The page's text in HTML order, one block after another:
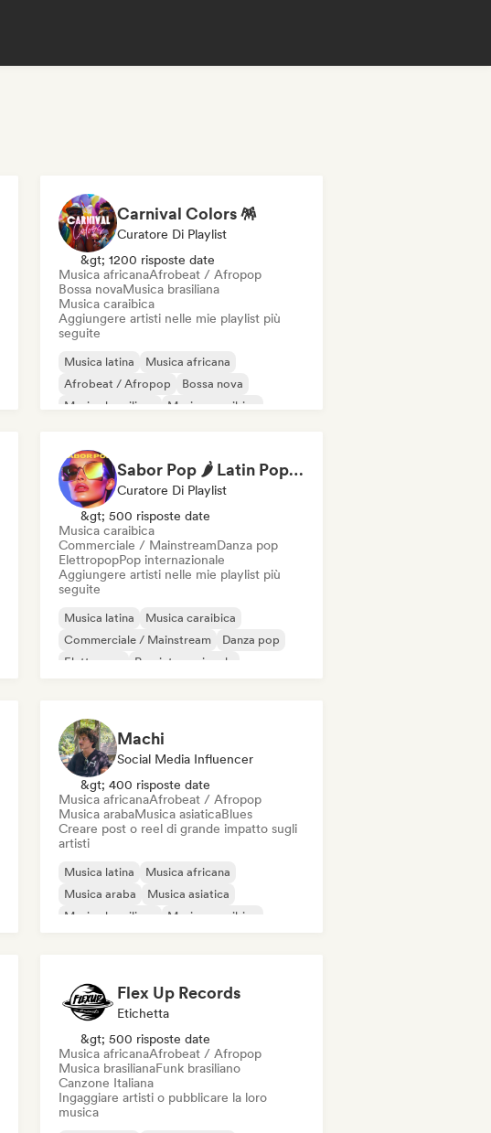
Carnival Colors 🪅
Curatore Di Playlist
&gt; 1200 risposte date
Musica africanaAfrobeat / Afropop
Bossa novaMusica brasiliana
Musica caraibica
Aggiungere artisti nelle mie playlist più
seguite
Musica latina
Musica africana
Afrobeat / Afropop
Bossa nova
Musica brasiliana
Musica caraibica
Sabor Pop 🌶️ Latin Pop, Reggaeton & Latin Club Hits
Curatore Di Playlist
&gt; 500 risposte date
Musica caraibica
Commerciale / MainstreamDanza pop
ElettropopPop internazionale
Aggiungere artisti nelle mie playlist più
seguite
Musica latina
Musica caraibica
Commerciale / Mainstream
Danza pop
Elettropop
Pop internazionale
Machi
Social Media Influencer
&gt; 400 risposte date
Musica africanaAfrobeat / Afropop
Musica arabaMusica asiaticaBlues
Creare post o reel di grande impatto sugli
artisti
Musica latina
Musica africana
Musica araba
Musica asiatica
Musica brasiliana
Musica caraibica
Flex Up Records
Etichetta
&gt; 500 risposte date
Musica africanaAfrobeat / Afropop
Musica brasilianaFunk brasiliano
Canzone Italiana
Ingaggiare artisti o pubblicare la loro
musica